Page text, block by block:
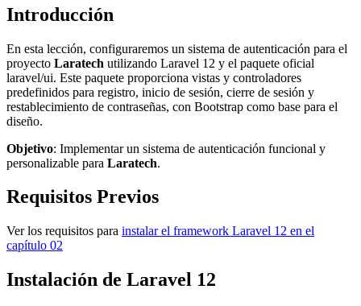
Introducción
En esta lección, configuraremos un sistema de autenticación para el
proyecto Laratech utilizando Laravel 12 y el paquete oficial
laravel/ui. Este paquete proporciona vistas y controladores
predefinidos para registro, inicio de sesión, cierre de sesión y
restablecimiento de contraseñas, con Bootstrap como base para el
diseño.
Objetivo: Implementar un sistema de autenticación funcional y
personalizable para Laratech.
Requisitos Previos
Ver los requisitos para instalar el framework Laravel 12 en el
capítulo 02
Instalación de Laravel 12